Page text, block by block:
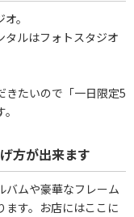
。
タルはフォトスタジオ
きたいので「一日限定5
方が出来ます
バムや豪華なフレーム
ます。お店にはここに